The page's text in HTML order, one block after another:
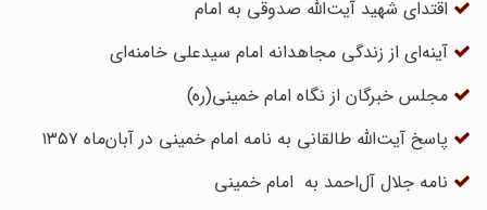
اقتدای شهید آیت‌الله صدوقی به امام
آینه‌ای از زندگی مجاهدانه امام سیدعلی خامنه‌ای
مجلس خبرگان از نگاه امام خمینی(ره)
پاسخ آیت‌الله طالقانی به نامه امام خمینی در آبان‌ماه ۱۳۵۷
نامه جلال آل‌احمد به امام خمینی